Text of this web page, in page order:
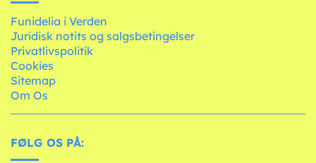
Funidelia i Verden
Juridisk notits og salgsbetingelser
Privatlivspolitik
Cookies
Sitemap
Om Os
FØLG OS PÅ: